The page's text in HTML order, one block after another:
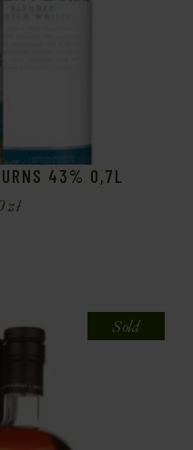
43% 0,7L
zł
Sold